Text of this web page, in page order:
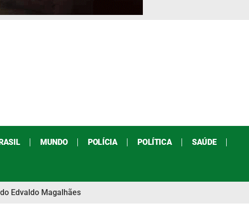
MUNDO POLÍCIA POLÍTICA SAÚDE
Edvaldo Magalhães